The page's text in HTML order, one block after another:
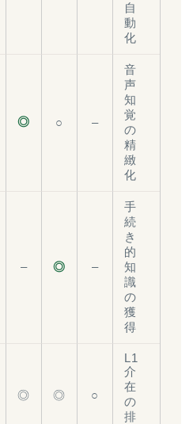
自
動
化
◎ ○ –
音
声
知
覚
の
精
緻
化
– ◎ –
手
続
き
的
知
識
の
獲
得
◎ ◎ ○
L1
介
在
の
排